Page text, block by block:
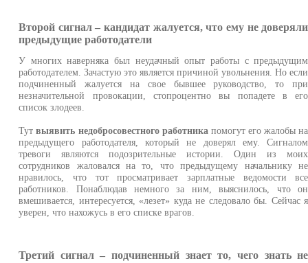
Второй сигнал – кандидат жалуется, что ему не доверяли
предыдущие работодатели
У многих наверняка был неудачный опыт работы с предыдущим
работодателем. Зачастую это является причиной увольнения. Но если
подчиненный жалуется на свое бывшее руководство, то при
незначительной провокации, стопроцентно вы попадете в его
список злодеев.
Тутвыявить недобросовестного работникапомогут его жалобы на
предыдущего работодателя, который не доверял ему. Сигналом
тревоги являются подозрительные истории. Один из моих
сотрудников жаловался на то, что предыдущему начальнику не
нравилось, что тот просматривает зарплатные ведомости все
работников. Понаблюдав немного за ним, выяснилось, что он
вмешивается, интересуется, «лезет» куда не следовало бы. Сейчас я
уверен, что нахожусь в его списке врагов.
Третий сигнал – подчиненный знает то, чего знать не